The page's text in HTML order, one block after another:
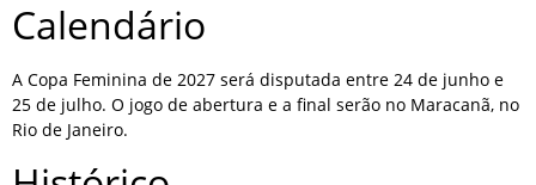
Calendário
A Copa Feminina de 2027 será disputada entre 24 de junho e
25 de julho. O jogo de abertura e a final serão no Maracanã, no
Rio de Janeiro.